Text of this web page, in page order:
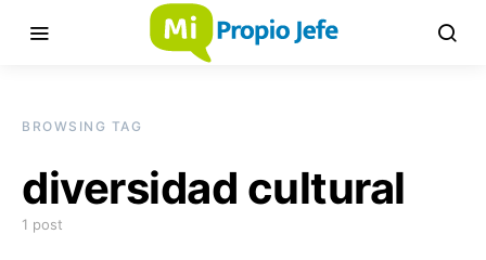
BROWSING TAG
diversidad cultural
1 post